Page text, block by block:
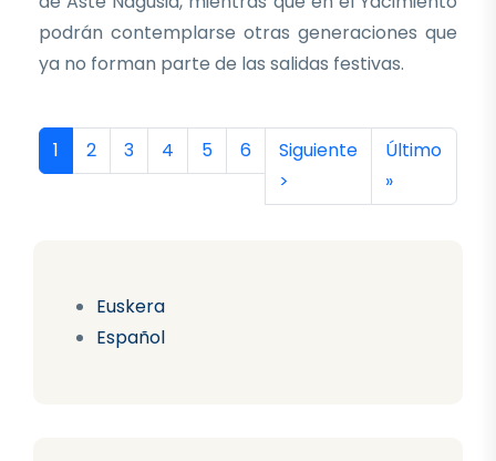
Euskera
Español
podrán contemplarse otras generaciones que
ya no forman parte de las salidas festivas.
Paginación
Página actual
1 Página
2 Página
3 Página
4 Página
5 Página
6 Siguiente página
Siguiente
>
Última
Último
»